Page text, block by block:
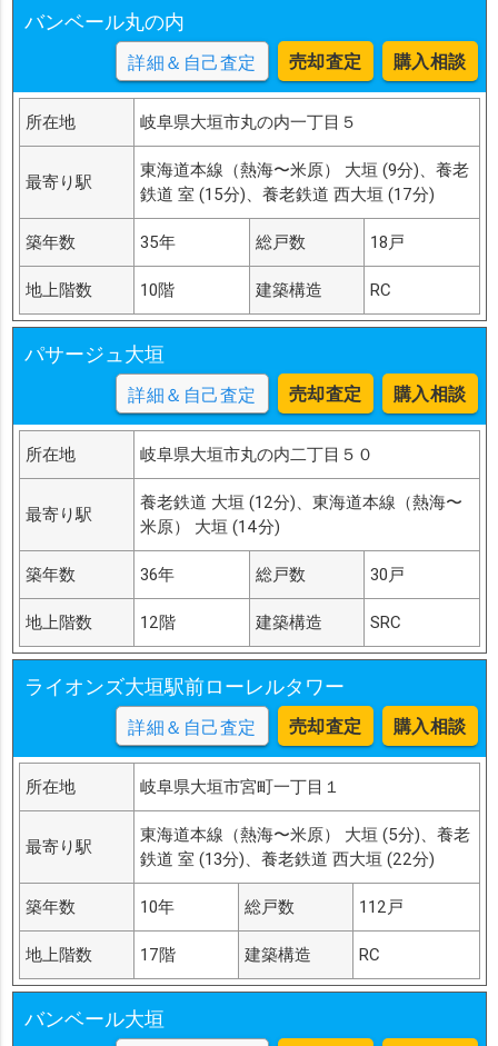
バンベール丸の内
詳細＆自己査定 売却査定 購入相談
所在地 岐阜県大垣市丸の内一丁目５
最寄り駅
東海道本線（熱海〜米原） 大垣 (9分)、養老
鉄道 室 (15分)、養老鉄道 西大垣 (17分)
築年数 35年 総戸数 18戸
地上階数 10階 建築構造 RC
パサージュ大垣
詳細＆自己査定 売却査定 購入相談
所在地 岐阜県大垣市丸の内二丁目５０
最寄り駅
養老鉄道 大垣 (12分)、東海道本線（熱海〜
米原） 大垣 (14分)
築年数 36年 総戸数 30戸
地上階数 12階 建築構造 SRC
ライオンズ大垣駅前ローレルタワー
詳細＆自己査定 売却査定 購入相談
所在地 岐阜県大垣市宮町一丁目１
最寄り駅
東海道本線（熱海〜米原） 大垣 (5分)、養老
鉄道 室 (13分)、養老鉄道 西大垣 (22分)
築年数 10年 総戸数 112戸
地上階数 17階 建築構造 RC
バンベール大垣